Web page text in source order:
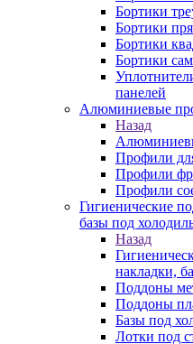
Бортики
Бортики
Бортики
Бортики
панелей
Алюминиевые
Назад
Профили
Профили
Профили
Гигиенические
базы под
Назад
накладки,
Поддоны
Поддоны
Базы под
Лотки под